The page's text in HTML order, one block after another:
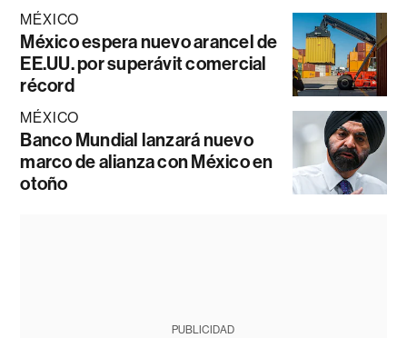
MÉXICO
México espera nuevo arancel de
EE.UU. por superávit comercial
récord
MÉXICO
Banco Mundial lanzará nuevo
marco de alianza con México en
otoño
PUBLICIDAD